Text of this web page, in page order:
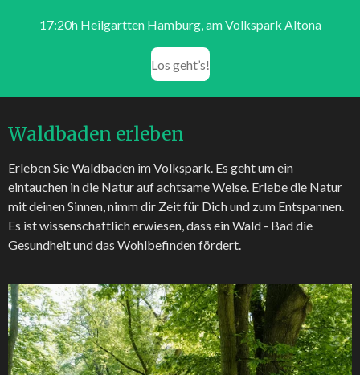
17:20h Heilgartten Hamburg, am Volkspark Altona
Los geht’s!
Waldbaden erleben
Erleben Sie Waldbaden im Volkspark. Es geht um ein
eintauchen in die Natur auf achtsame Weise. Erlebe die Natur
mit deinen Sinnen, nimm dir Zeit für Dich und zum Entspannen.
Es ist wissenschaftlich erwiesen, dass ein Wald - Bad die
Gesundheit und das Wohlbefinden fördert.